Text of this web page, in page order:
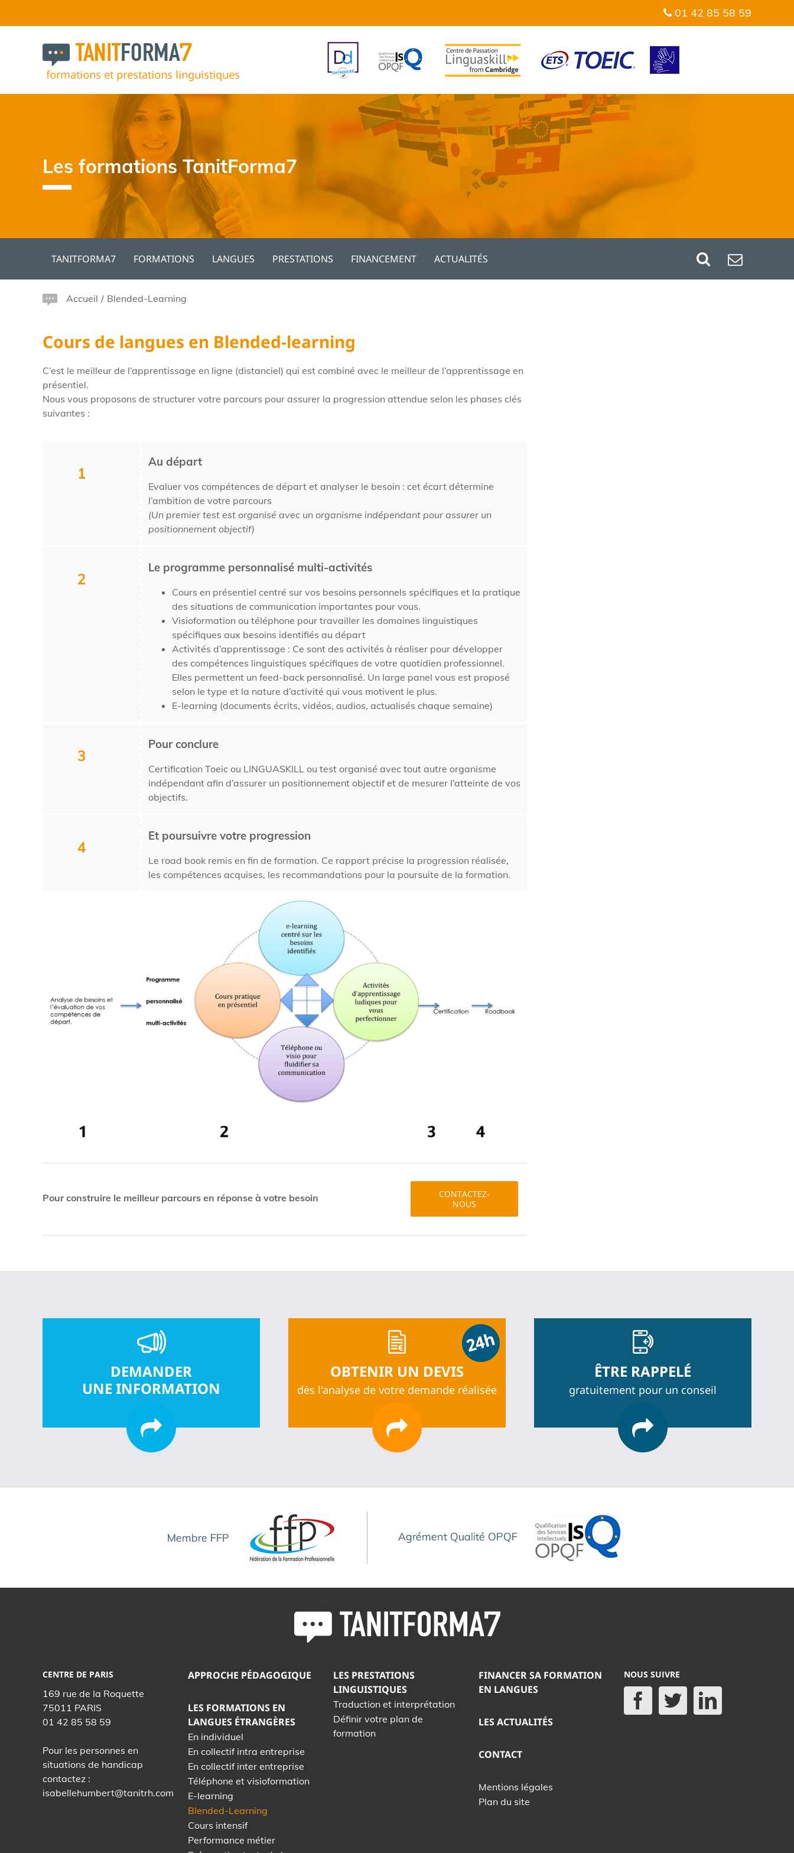
01 42 85 58 59
Les formations TanitForma7
TANITFORMA7 FORMATIONS LANGUES PRESTATIONS FINANCEMENT ACTUALITÉS
Accueil / Blended-Learning
Cours de langues en Blended-learning
C’est le meilleur de l’apprentissage en ligne (distanciel) qui est combiné avec le meilleur de l’apprentissage en
présentiel.
Nous vous proposons de structurer votre parcours pour assurer la progression attendue selon les phases clés
suivantes :
1
Au départ
Evaluer vos compétences de départ et analyser le besoin : cet écart détermine
l’ambition de votre parcours
(Un premier test est organisé avec un organisme indépendant pour assurer un
positionnement objectif)
2
Le programme personnalisé multi-activités
Cours en présentiel centré sur vos besoins personnels spécifiques et la pratique
des situations de communication importantes pour vous.
Visioformation ou téléphone pour travailler les domaines linguistiques
spécifiques aux besoins identifiés au départ
Activités d’apprentissage : Ce sont des activités à réaliser pour développer
des compétences linguistiques spécifiques de votre quotidien professionnel.
Elles permettent un feed-back personnalisé. Un large panel vous est proposé
selon le type et la nature d’activité qui vous motivent le plus.
E-learning (documents écrits, vidéos, audios, actualisés chaque semaine)
3
Pour conclure
Certification Toeic ou LINGUASKILL ou test organisé avec tout autre organisme
indépendant afin d’assurer un positionnement objectif et de mesurer l’atteinte de vos
objectifs.
4
Et poursuivre votre progression
Le road book remis en fin de formation. Ce rapport précise la progression réalisée,
les compétences acquises, les recommandations pour la poursuite de la formation.
Pour construire le meilleur parcours en réponse à votre besoin
CONTACTEZ-
NOUS
DEMANDER
UNE INFORMATION
OBTENIR UN DEVIS
dès l'analyse de votre demande réalisée
ÊTRE RAPPELÉ
gratuitement pour un conseil
CENTRE DE PARIS
169 rue de la Roquette
75011 PARIS
01 42 85 58 59
Pour les personnes en
situations de handicap
contactez :
isabellehumbert@tanitrh.com
APPROCHE PÉDAGOGIQUE
LES FORMATIONS EN
LANGUES ÉTRANGÈRES
En individuel
En collectif intra entreprise
En collectif inter entreprise
Téléphone et visioformation
E-learning
Blended-Learning
Cours intensif
Performance métier
LES PRESTATIONS
LINGUISTIQUES
Traduction et interprétation
Définir votre plan de
formation
FINANCER SA FORMATION
EN LANGUES
LES ACTUALITÉS
CONTACT
Mentions légales
Plan du site
NOUS SUIVRE